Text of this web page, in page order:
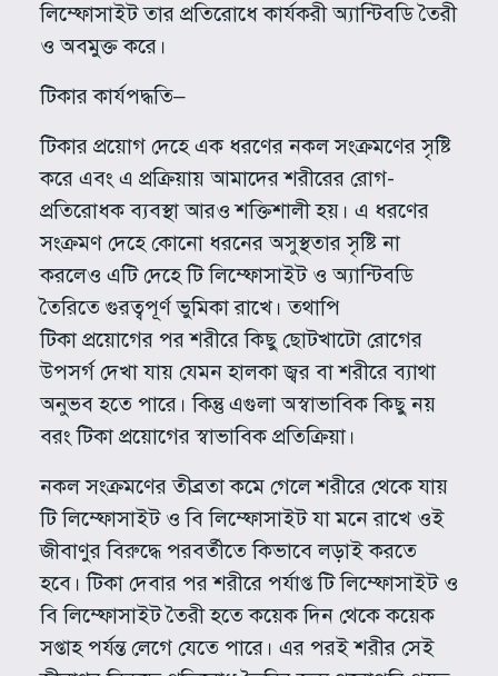
লিম্ফোসাইট তার প্রতিরোধে কার্যকরী অ্যান্টিবডি তৈরী
ও অবমুক্ত করে।
টিকার কার্যপদ্ধতি–
টিকার প্রয়োগ দেহে এক ধরণের নকল সংক্রমণের সৃষ্টি
করে এবং এ প্রক্রিয়ায় আমাদের শরীরের রোগ-
প্রতিরোধক ব্যবস্থা আরও শক্তিশালী হয়। এ ধরণের
সংক্রমণ দেহে কোনো ধরনের অসুস্থতার সৃষ্টি না
করলেও এটি দেহে টি লিম্ফোসাইট ও অ্যান্টিবডি
তৈরিতে গুরত্বপূর্ণ ভুমিকা রাখে। তথাপি
টিকা প্রয়োগের পর শরীরে কিছু ছোটখাটো রোগের
উপসর্গ দেখা যায় যেমন হালকা জ্বর বা শরীরে ব্যাথা
অনুভব হতে পারে। কিন্তু এগুলা অস্বাভাবিক কিছু নয়
বরং টিকা প্রয়োগের স্বাভাবিক প্রতিক্রিয়া।
নকল সংক্রমণের তীব্রতা কমে গেলে শরীরে থেকে যায়
টি লিম্ফোসাইট ও বি লিম্ফোসাইট যা মনে রাখে ওই
জীবাণুর বিরুদ্ধে পরবর্তীতে কিভাবে লড়াই করতে
হবে। টিকা দেবার পর শরীরে পর্যাপ্ত টি লিম্ফোসাইট ও
বি লিম্ফোসাইট তৈরী হতে কয়েক দিন থেকে কয়েক
সপ্তাহ পর্যন্ত লেগে যেতে পারে। এর পরই শরীর সেই